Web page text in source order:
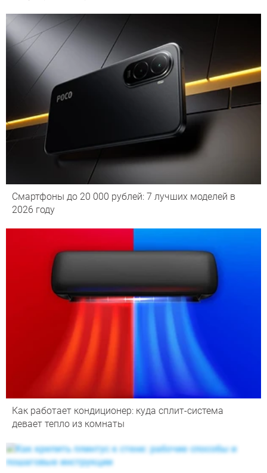
Смартфоны до 20 000 рублей: 7 лучших моделей в
2026 году
Как работает кондиционер: куда сплит-система
девает тепло из комнаты